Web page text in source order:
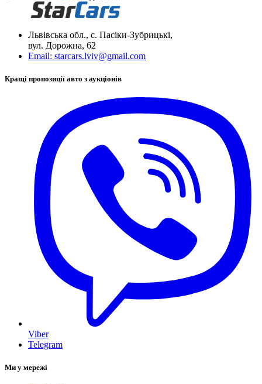
Львівська обл., с. Пасіки-Зубрицькі,
вул. Дорожна, 62
Email: starcars.lviv@gmail.com
Кращі пропозиції авто з аукціонів
Viber
Telegram
Ми у мережі